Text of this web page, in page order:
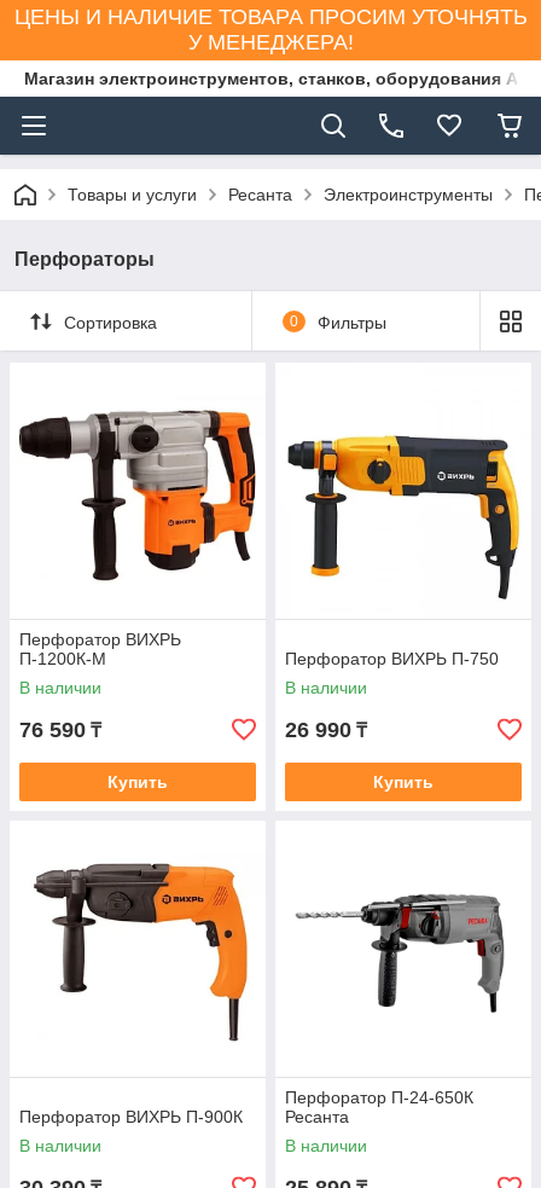
ЦЕНЫ И НАЛИЧИЕ ТОВАРА ПРОСИМ УТОЧНЯТЬ
У МЕНЕДЖЕРА!
Магазин электроинструментов, станков, оборудования
Товары и услуги Ресанта Электроинструменты
Перфораторы
Сортировка 0 Фильтры
Перфоратор ВИХРЬ
П-1200К-М
В наличии
76 590 ₸
Купить
Перфоратор ВИХРЬ П-750
В наличии
26 990 ₸
Купить
Перфоратор ВИХРЬ П-900К
В наличии
Перфоратор П-24-650К
Ресанта
В наличии